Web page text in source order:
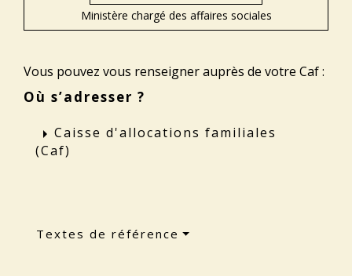
Ministère chargé des affaires sociales
Vous pouvez vous renseigner auprès de votre Caf :
Où s’adresser ?
arrow_right Caisse d'allocations familiales
(Caf)
Textes de référence